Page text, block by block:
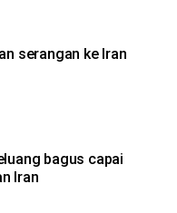
serangan ke Iran
bagus capai
Iran